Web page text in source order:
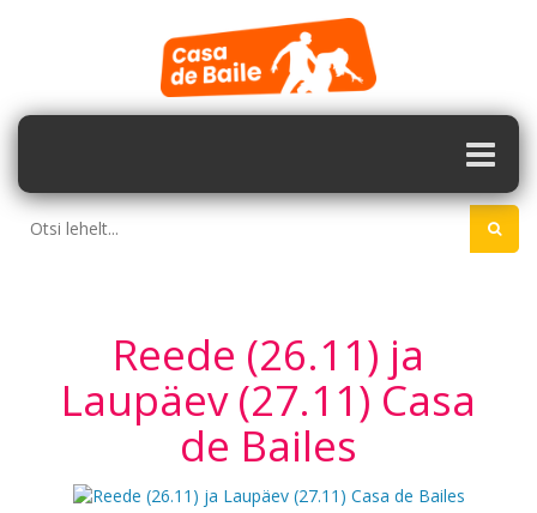
Reede (26.11) ja
Laupäev (27.11) Casa
de Bailes